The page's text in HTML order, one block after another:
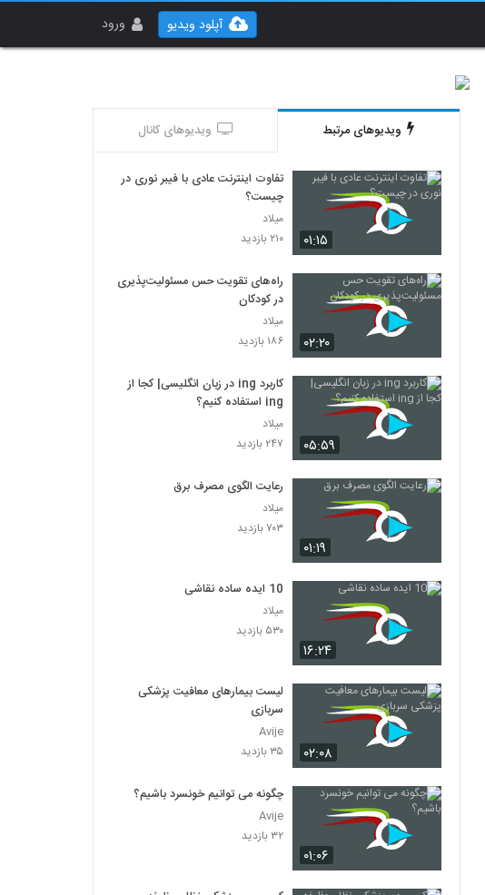
ورود آپلود ویدیو
ویدیوهای مرتبط ویدیوهای کانال
۰۱:۱۵
تفاوت اینترنت عادی با فیبر نوری در
چیست؟
میلاد
۲۱۰ بازدید
۰۲:۲۰
راه‌های تقویت حس مسئولیت‌پذیری
در کودکان
میلاد
۱۸۶ بازدید
۰۵:۵۹
کاربرد ing در زبان انگلیسی| کجا از
ing استفاده کنیم؟
میلاد
۲۴۷ بازدید
۰۱:۱۹
رعایت الگوی مصرف برق
میلاد
۷۰۳ بازدید
۱۶:۲۴
10 ایده ساده نقاشی
میلاد
۵۳۰ بازدید
۰۲:۰۸
لیست بیمارهای معافیت پزشکی
سربازی
Avije
۳۵ بازدید
۰۱:۰۶
چگونه می توانیم خونسرد باشیم؟
Avije
۳۲ بازدید